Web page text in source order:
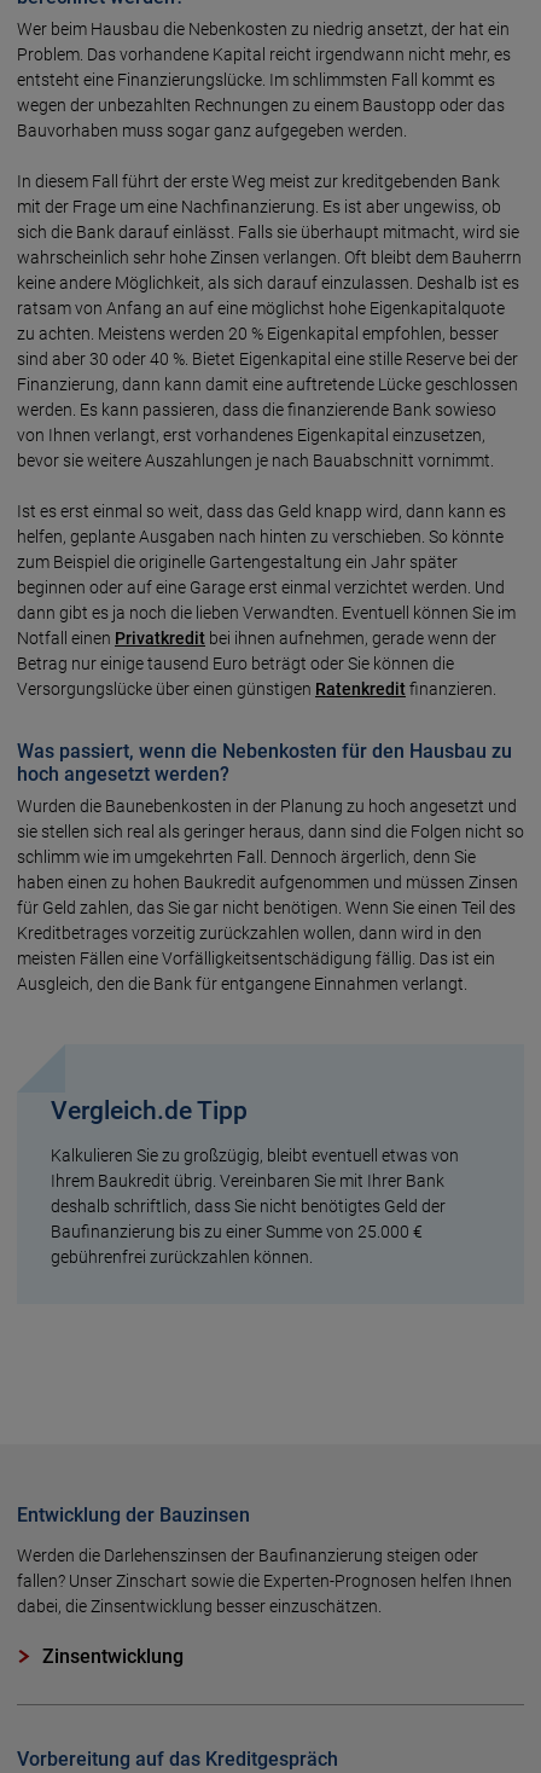
Wer beim Hausbau die Nebenkosten zu niedrig ansetzt, der hat ein
Problem. Das vorhandene Kapital reicht irgendwann nicht mehr, es
entsteht eine Finanzierungslücke. Im schlimmsten Fall kommt es
wegen der unbezahlten Rechnungen zu einem Baustopp oder das
Bauvorhaben muss sogar ganz aufgegeben werden.
In diesem Fall führt der erste Weg meist zur kreditgebenden Bank
mit der Frage um eine Nachfinanzierung. Es ist aber ungewiss, ob
sich die Bank darauf einlässt. Falls sie überhaupt mitmacht, wird sie
wahrscheinlich sehr hohe Zinsen verlangen. Oft bleibt dem Bauherrn
keine andere Möglichkeit, als sich darauf einzulassen. Deshalb ist es
ratsam von Anfang an auf eine möglichst hohe Eigenkapitalquote
zu achten. Meistens werden 20 % Eigenkapital empfohlen, besser
sind aber 30 oder 40 %. Bietet Eigenkapital eine stille Reserve bei der
Finanzierung, dann kann damit eine auftretende Lücke geschlossen
werden. Es kann passieren, dass die finanzierende Bank sowieso
von Ihnen verlangt, erst vorhandenes Eigenkapital einzusetzen,
bevor sie weitere Auszahlungen je nach Bauabschnitt vornimmt.
Ist es erst einmal so weit, dass das Geld knapp wird, dann kann es
helfen, geplante Ausgaben nach hinten zu verschieben. So könnte
zum Beispiel die originelle Gartengestaltung ein Jahr später
beginnen oder auf eine Garage erst einmal verzichtet werden. Und
dann gibt es ja noch die lieben Verwandten. Eventuell können Sie im
Notfall einen Privatkredit bei ihnen aufnehmen, gerade wenn der
Betrag nur einige tausend Euro beträgt oder Sie können die
Versorgungslücke über einen günstigen Ratenkreditfinanzieren.
Was passiert, wenn die Nebenkosten für den Hausbau zu
hoch angesetzt werden?
Wurden die Baunebenkosten in der Planung zu hoch angesetzt und
sie stellen sich real als geringer heraus, dann sind die Folgen nicht so
schlimm wie im umgekehrten Fall. Dennoch ärgerlich, denn Sie
haben einen zu hohen Baukredit aufgenommen und müssen Zinsen
für Geld zahlen, das Sie gar nicht benötigen. Wenn Sie einen Teil des
Kreditbetrages vorzeitig zurückzahlen wollen, dann wird in den
meisten Fällen eine Vorfälligkeitsentschädigung fällig. Das ist ein
Ausgleich, den die Bank für entgangene Einnahmen verlangt.
Vergleich.de Tipp
Kalkulieren Sie zu großzügig, bleibt eventuell etwas von
Ihrem Baukredit übrig. Vereinbaren Sie mit Ihrer Bank
deshalb schriftlich, dass Sie nicht benötigtes Geld der
Baufinanzierung bis zu einer Summe von 25.000 €
gebührenfrei zurückzahlen können.
Entwicklung der Bauzinsen
Werden die Darlehenszinsen der Baufinanzierung steigen oder
fallen? Unser Zinschart sowie die Experten-Prognosen helfen Ihnen
dabei, die Zinsentwicklung besser einzuschätzen.
Zinsentwicklung
Vorbereitung auf das Kreditgespräch